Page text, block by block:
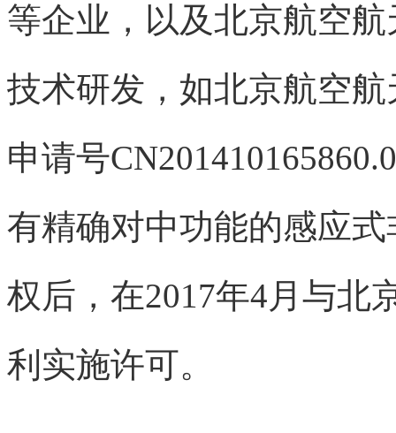
等企业，以及北京航空
技术研发，如北京航空
申请号
有精确对中功能的感应
权后，在2017年4月与北
利实施许可。